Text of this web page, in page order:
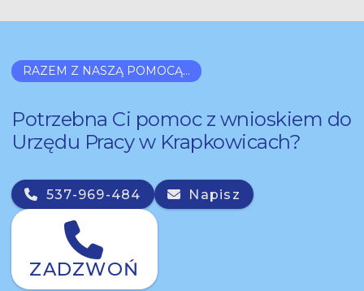
RAZEM Z NASZĄ POMOCĄ...
Potrzebna Ci pomoc z wnioskiem do
Urzędu Pracy w Krapkowicach?
537-969-484 Napisz
ZADZWOŃ